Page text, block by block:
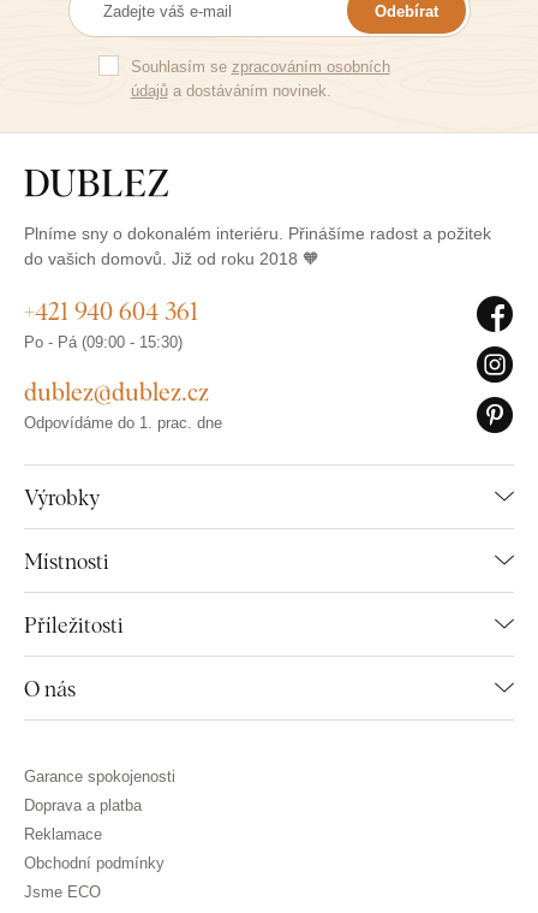
Odebírat
Souhlasím se zpracováním osobních
údajůa dostáváním novinek.
Plníme sny o dokonalém interiéru. Přinášíme radost a požitek
do vašich domovů. Již od roku 2018 🧡
Výrobky
Místnosti
Příležitosti
O nás
+421 940 604 361
Po - Pá (09:00 - 15:30)
dublez@dublez.cz
Odpovídáme do 1. prac. dne
Garance spokojenosti
Doprava a platba
Reklamace
Obchodní podmínky
Jsme ECO